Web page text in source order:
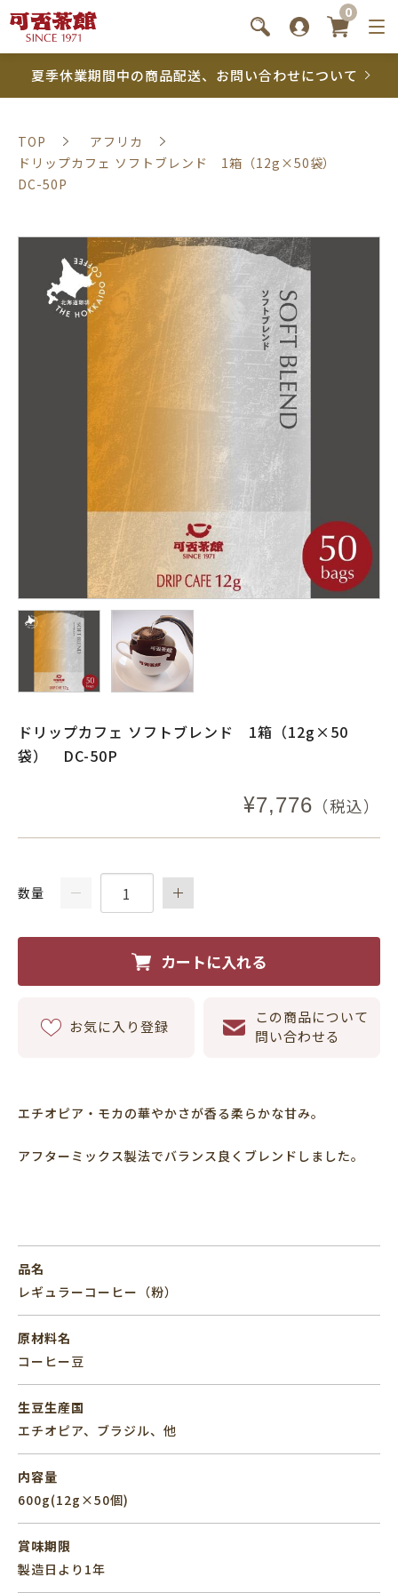
0
夏季休業期間中の商品配送、お問い合わせについて
TOP
アフリカ
ドリップカフェ ソフトブレンド 1箱（12g×50袋）
DC-50P
ドリップカフェ ソフトブレンド 1箱（12g×50
袋） DC-50P
¥7,776 （税込）
数量
カートに入れる
お気に入り登録
この商品について
問い合わせる
エチオピア・モカの華やかさが香る柔らかな甘み。
アフターミックス製法でバランス良くブレンドしました。
品名
レギュラーコーヒー（粉）
原材料名
コーヒー豆
生豆生産国
エチオピア、ブラジル、他
内容量
600g(12g×50個)
賞味期限
製造日より1年